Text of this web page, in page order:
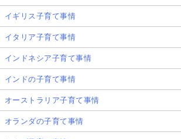
イギリス子育て事情
イタリア子育て事情
インドネシア子育て事情
インドの子育て事情
オーストラリア子育て事情
オランダの子育て事情